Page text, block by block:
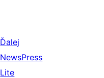
Ďalej
NewsPress
Lite